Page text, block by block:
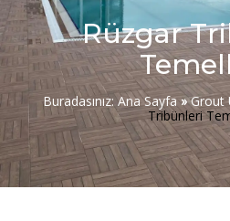
Rüzgar
Buradasınız: Ana Sayfa »Grout
Tribünleri